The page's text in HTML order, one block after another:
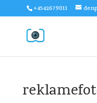
+4542679011